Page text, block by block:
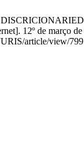
12º de março de
article/view/799